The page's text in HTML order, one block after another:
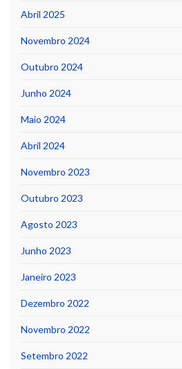
Abril 2025
Novembro 2024
Outubro 2024
Junho 2024
Maio 2024
Abril 2024
Novembro 2023
Outubro 2023
Agosto 2023
Junho 2023
Janeiro 2023
Dezembro 2022
Novembro 2022
Setembro 2022